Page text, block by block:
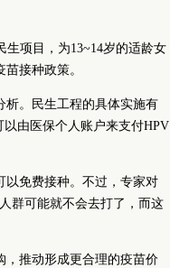
生项目，为13~14岁的适龄女
接种政策。
析。民生工程的具体实施有
由医保个人账户来支付HPV
以免费接种。不过，专家对
群可能就不会去打了，而这
，推动形成更合理的疫苗价